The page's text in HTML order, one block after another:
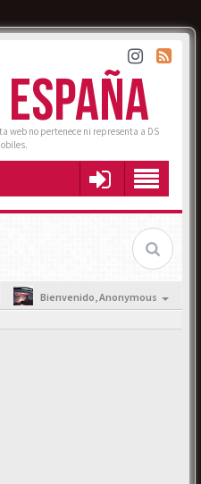
web no pertenece ni representa a DS
Bienvenido,Anonymous